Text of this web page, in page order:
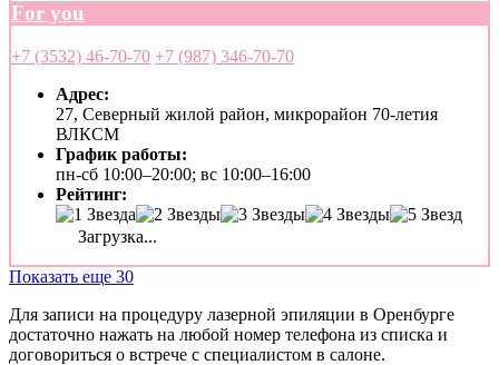
For you
+7 (3532) 46-70-70 +7 (987) 346-70-70
Адрес:
27, Северный жилой район, микрорайон 70-летия
ВЛКСМ
График работы:
пн-сб 10:00–20:00; вс 10:00–16:00
Рейтинг:
Загрузка...
Показать еще 30
Для записи на процедуру лазерной эпиляции в Оренбурге
достаточно нажать на любой номер телефона из списка и
договориться о встрече с специалистом в салоне.